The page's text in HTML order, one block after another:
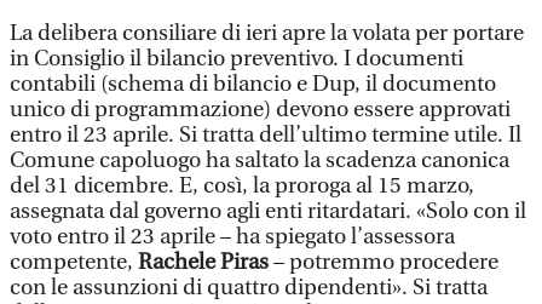
La delibera consiliare di ieri apre la volata per portare
in Consiglio il bilancio preventivo. I documenti
contabili (schema di bilancio e Dup, il documento
unico di programmazione) devono essere approvati
entro il 23 aprile. Si tratta dell’ultimo termine utile. Il
Comune capoluogo ha saltato la scadenza canonica
del 31 dicembre. E, così, la proroga al 15 marzo,
assegnata dal governo agli enti ritardatari. «Solo con il
voto entro il 23 aprile – ha spiegato l’assessora
competente, Rachele Piras– potremmo procedere
con le assunzioni di quattro dipendenti». Si tratta